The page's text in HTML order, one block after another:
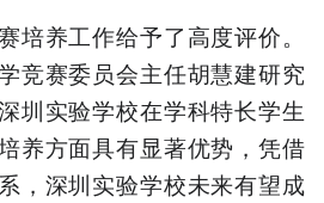
培养工作给予了高度评价。
竞赛委员会主任胡慧建研究
圳实验学校在学科特长学生
养方面具有显著优势，凭借
，深圳实验学校未来有望成